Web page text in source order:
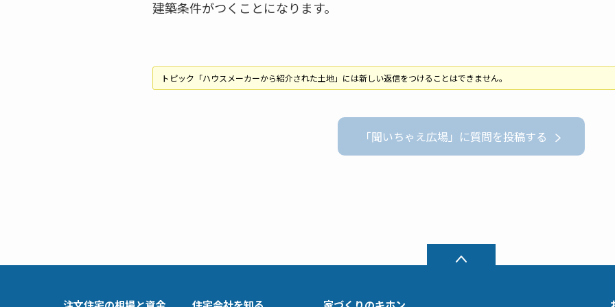
建築条件がつくことになります。
トピック「ハウスメーカーから紹介された土地」には新しい返信をつけることはできません。
「聞いちゃえ広場」に質問を投稿する